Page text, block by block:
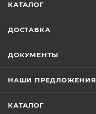
КАТАЛОГ
ДОСТАВКА
ДОКУМЕНТЫ
НАШИ ПРЕДЛОЖЕНИЯ
КАТАЛОГ